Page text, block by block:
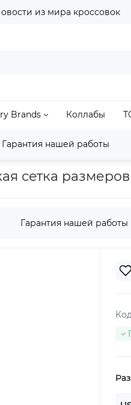
из мира кроссовок
Brands Коллабы
Гарантия нашей работы
Jordan 1 Air Jordan 1 Low
сетка размеров
Гарантия нашей работы